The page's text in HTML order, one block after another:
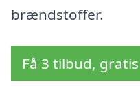
brændstoffer.
Få 3 tilbud,